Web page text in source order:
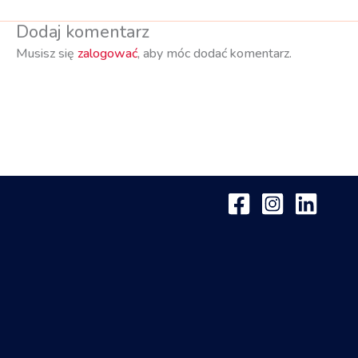
Dodaj komentarz
Musisz się zalogować, aby móc dodać komentarz.